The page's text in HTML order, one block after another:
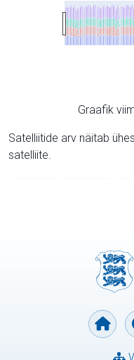
Graafik
Satelliitide arv näitab
satelliite.